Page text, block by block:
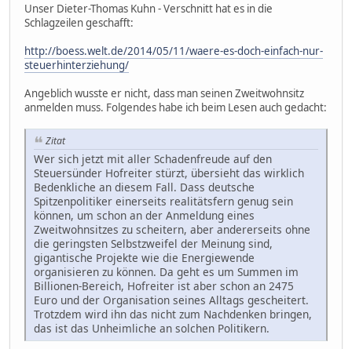
Unser Dieter-Thomas Kuhn - Verschnitt hat es in die
Schlagzeilen geschafft:
http://boess.welt.de/2014/05/11/waere-es-doch-einfach-nur-
steuerhinterziehung/
Angeblich wusste er nicht, dass man seinen Zweitwohnsitz
anmelden muss. Folgendes habe ich beim Lesen auch gedacht:
Zitat
Wer sich jetzt mit aller Schadenfreude auf den
Steuersünder Hofreiter stürzt, übersieht das wirklich
Bedenkliche an diesem Fall. Dass deutsche
Spitzenpolitiker einerseits realitätsfern genug sein
können, um schon an der Anmeldung eines
Zweitwohnsitzes zu scheitern, aber andererseits ohne
die geringsten Selbstzweifel der Meinung sind,
gigantische Projekte wie die Energiewende
organisieren zu können. Da geht es um Summen im
Billionen-Bereich, Hofreiter ist aber schon an 2475
Euro und der Organisation seines Alltags gescheitert.
Trotzdem wird ihn das nicht zum Nachdenken bringen,
das ist das Unheimliche an solchen Politikern.